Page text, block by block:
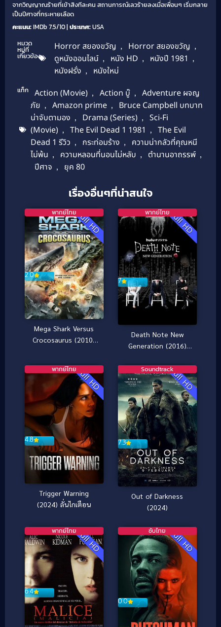
จากวิญญาณร้ายที่เข้าสิงทีละคน สถานการณ์เลวร้ายลงเมื่อเพื่อนๆ เริ่มกลาย
เป็นปีศาจที่กระหายเลือด
คะแนน:IMDb 7.5/10 | ประเทศ:USA
หมวด
หมู่ที่
เกี่ยวข้อง
Horror สยองขวัญ , Horror สยองขวัญ ,
ดูหนังออนไลน์ , หนัง HD , หนังปี 1981 ,
หนังฝรั่ง , หนังใหม่
แท็ก Action (Movie) , Action บู๊ ,
Adventure ผจญ
ภัย , Amazon prime ,
Bruce Campbell บทบาท
น่าจับตามอง , Drama (Series) ,
Sci-Fi
(Movie) , The Evil Dead 1 1981 ,
The Evil
Dead 1 รีวิว , กระท่อมร้าง ,
ความน่ากลัวที่คุณหนี
ไม่พ้น , ความหลอนที่นอนไม่หลับ , ตำนานอาถรรพ์ ,
ปีศาจ , ยุค 80
เรื่องอื่นๆที่น่าสนใจ
Full HD
2.0
พากย์ไทย
Mega Shark Versus
Crocosaurus (2010)
Full HD
7
พากย์ไทย
Death Note New
Generation (2016)
ไทย]
Full HD
4.8
พากย์ไทย
Trigger Warning
(2024) ลั่นไกเตือน
Full HD
7.3
Soundtrack
Out of Darkness
(2024)
Full HD
6.4
พากย์ไทย Full HD
0.0
ซับไทย